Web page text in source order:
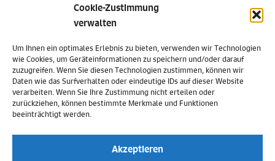
Cookie-Zustimmung
verwalten
Um Ihnen ein optimales Erlebnis zu bieten, verwenden wir Technologien
wie Cookies, um Geräteinformationen zu speichern und/oder darauf
zuzugreifen. Wenn Sie diesen Technologien zustimmen, können wir
Daten wie das Surfverhalten oder eindeutige IDs auf dieser Website
verarbeiten. Wenn Sie Ihre Zustimmung nicht erteilen oder
zurückziehen, können bestimmte Merkmale und Funktionen
beeinträchtigt werden.
Akzeptieren
Allgemeine Geschäftsbedingungen
Datenschutz
Widerruf
Zahlungsweisen
Versand & Lieferung
Cookie-Richtlinie (EU)